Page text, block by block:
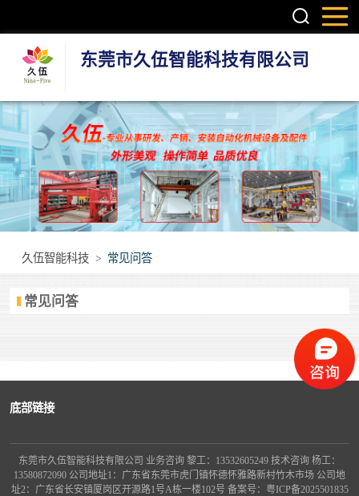
东莞市久伍智能科技有限公司
久伍智能科技 > 常见问答
常见问答
底部链接
东莞市久伍智能科技有限公司 业务咨询 黎工：13532605249 技术咨询 杨工：
13580872090 公司地址1：广东省东莞市虎门镇怀德怀雅路新村竹木市场 公司地
址2：广东省长安镇厦岗区开源路1号A栋一楼102号 备案号： 粤ICP备2025501835
三轴龙门桁架机
械手
两轴龙门机械手
机器人第七轴(地
轨)
立体库智能仓储